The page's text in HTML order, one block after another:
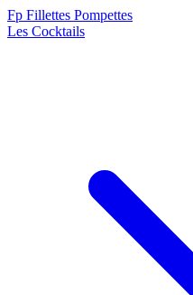
Fp Fillettes Pompettes
Les Cocktails